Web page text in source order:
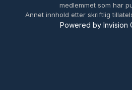
medlemmet som har
Annet innhold etter skriftlig
Powered by Invision